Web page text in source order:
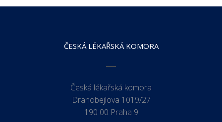
ČESKÁ LÉKAŘSKÁ KOMORA
Česká lékařská komora
Drahobejlova 1019/27
190 00 Praha 9